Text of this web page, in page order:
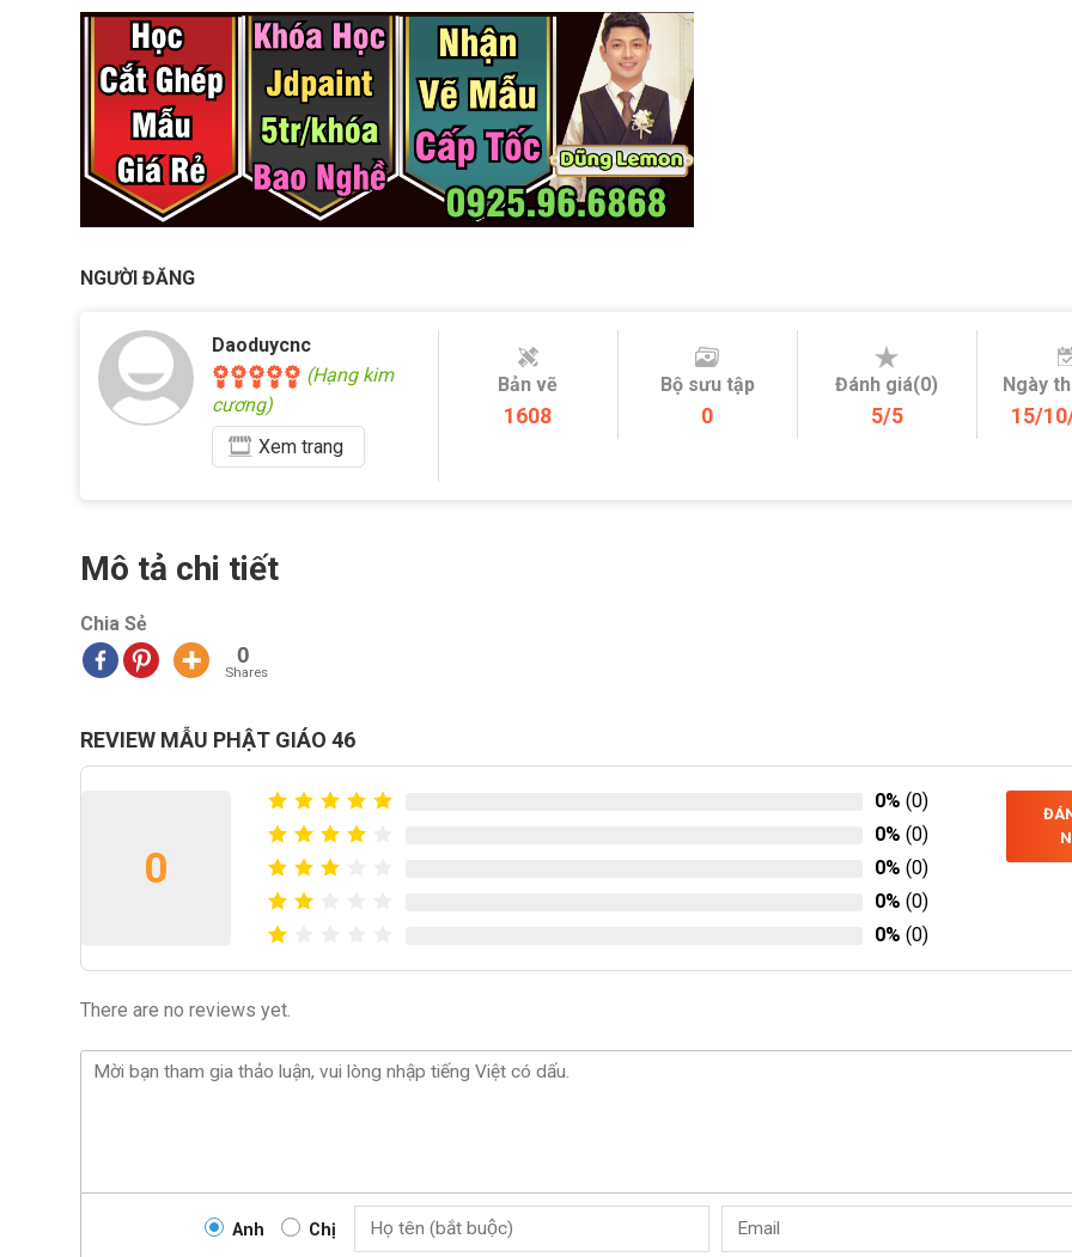
NGƯỜI ĐĂNG
Daoduycnc
(Hạng kim
cương)
Xem trang
Bản vẽ
1608
Bộ sưu tập
0
Đánh giá(0)
5/5
Ngày
15/
Mô tả chi tiết
Chia Sẻ
0
Shares
REVIEW MẪU PHẬT GIÁO 46
0
0% (0)
0% (0)
0% (0)
0% (0)
0% (0)
There are no reviews yet.
Anh Chị